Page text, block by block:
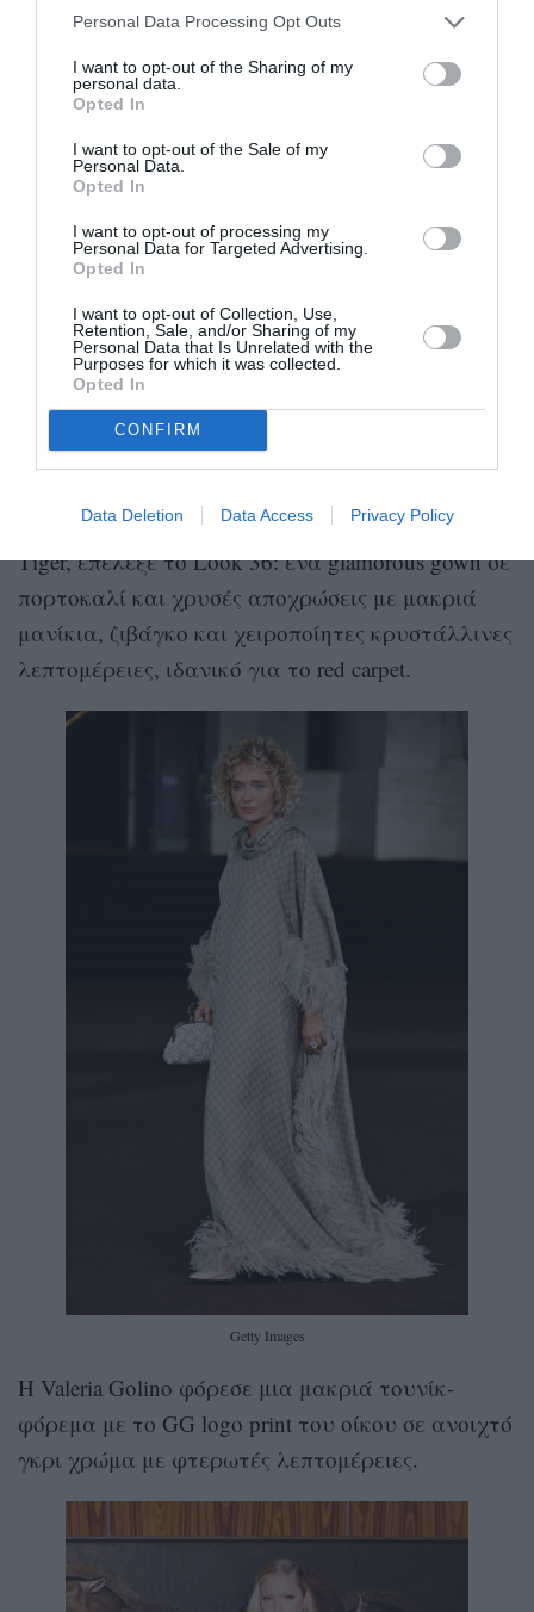
Personal Data Processing Opt Outs
I want to opt-out of the Sharing of my
personal data.
Opted In
I want to opt-out of the Sale of my
Personal Data.
Opted In
I want to opt-out of processing my
Personal Data for Targeted Advertising.
Opted In
I want to opt-out of Collection, Use,
Retention, Sale, and/or Sharing of my
Personal Data that Is Unrelated with the
Purposes for which it was collected.
Opted In
CONFIRM
Data Deletion Data Access Privacy Policy
Δείτε αυτή τη δημοσίευση στο Instagram.
Η Demi Moore, πρωταγωνίστρια της ταινίας The
Tiger, επέλεξε το Look 36: ένα glamorous gown σε
πορτοκαλί και χρυσές αποχρώσεις με μακριά
μανίκια, ζιβάγκο και χειροποίητες κρυστάλλινες
λεπτομέρειες, ιδανικό για το red carpet.
Getty Images
H Valeria Golino φόρεσε μια μακριά τουνίκ-
φόρεμα με το GG logo print του οίκου σε ανοιχτό
γκρι χρώμα με φτερωτές λεπτομέρειες.